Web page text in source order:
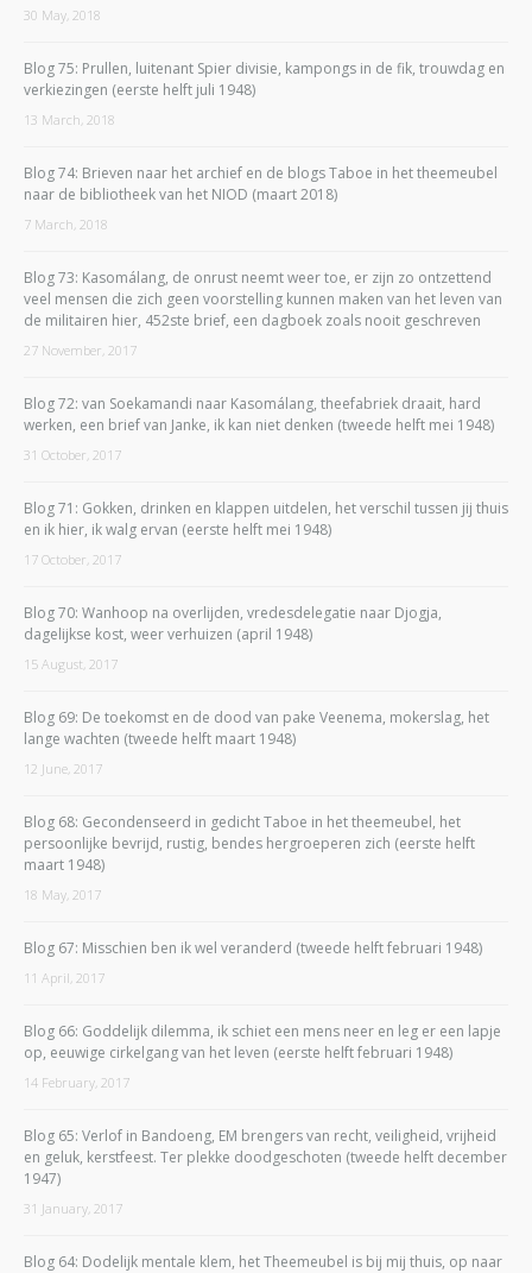
30 May, 2018
Blog 75: Prullen, luitenant Spier divisie, kampongs in de fik, trouwdag en
verkiezingen (eerste helft juli 1948)
13 March, 2018
Blog 74: Brieven naar het archief en de blogs Taboe in het theemeubel
naar de bibliotheek van het NIOD (maart 2018)
7 March, 2018
Blog 73: Kasomálang, de onrust neemt weer toe, er zijn zo ontzettend
veel mensen die zich geen voorstelling kunnen maken van het leven van
de militairen hier, 452ste brief, een dagboek zoals nooit geschreven
27 November, 2017
Blog 72: van Soekamandi naar Kasomálang, theefabriek draait, hard
werken, een brief van Janke, ik kan niet denken (tweede helft mei 1948)
31 October, 2017
Blog 71: Gokken, drinken en klappen uitdelen, het verschil tussen jij thuis
en ik hier, ik walg ervan (eerste helft mei 1948)
17 October, 2017
Blog 70: Wanhoop na overlijden, vredesdelegatie naar Djogja,
dagelijkse kost, weer verhuizen (april 1948)
15 August, 2017
Blog 69: De toekomst en de dood van pake Veenema, mokerslag, het
lange wachten (tweede helft maart 1948)
12 June, 2017
Blog 68: Gecondenseerd in gedicht Taboe in het theemeubel, het
persoonlijke bevrijd, rustig, bendes hergroeperen zich (eerste helft
maart 1948)
18 May, 2017
Blog 67: Misschien ben ik wel veranderd (tweede helft februari 1948)
11 April, 2017
Blog 66: Goddelijk dilemma, ik schiet een mens neer en leg er een lapje
op, eeuwige cirkelgang van het leven (eerste helft februari 1948)
14 February, 2017
Blog 65: Verlof in Bandoeng, EM brengers van recht, veiligheid, vrijheid
en geluk, kerstfeest. Ter plekke doodgeschoten (tweede helft december
1947)
31 January, 2017
Blog 64: Dodelijk mentale klem, het Theemeubel is bij mij thuis, op naar